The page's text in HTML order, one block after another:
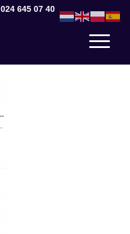
024 645 07 40